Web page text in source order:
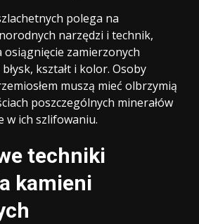
polega na
narzędzi i technik,
zamierzonych
kształt i kolor. Osoby
muszą mieć olbrzymią
poszczególnych minerałów
w ich szlifowaniu.
techniki
kamieni